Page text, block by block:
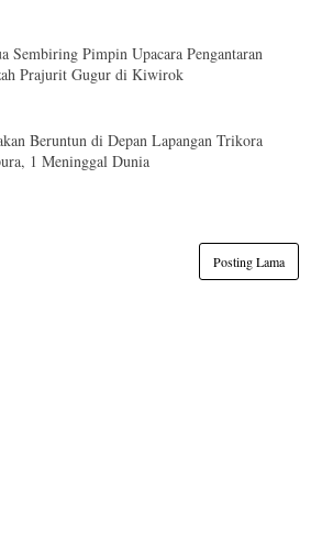
Sembiring Pimpin Upacara Pengantaran
Prajurit Gugur di Kiwirok
Beruntun di Depan Lapangan Trikora
1 Meninggal Dunia
Posting Lama